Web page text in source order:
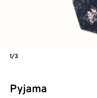
Pyjama
1/3